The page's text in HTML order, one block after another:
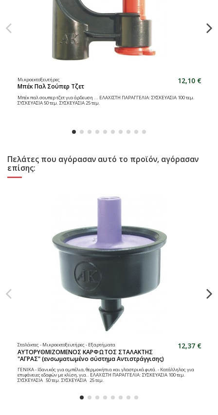
Μικροεκτοξευτήρες
Μπέκ Παλ Σούπερ Τζετ
12,10 €
Μπέκ παλ σουπερ τζετ για άρδευση ... ΕΛΑΧΙΣΤΗ ΠΑΡΑΓΓΕΛΙΑ: ΣΥΣΚΕΥΑΣΙΑ 100 τεμ.
ΣΥΣΚΕΥΑΣΙΑ 50 τεμ. ΣΥΣΚΕΥΑΣΙΑ 25 τεμ.
Πελάτες που αγόρασαν αυτό το προϊόν, αγόρασαν
επίσης:
Σταλάκτες - Μικροεκτοξευτήρες - Εξαρτήματα
ΑΥΤΟΡΥΘΜΙΖΟΜΕΝΟΣ ΚΑΡΦΩΤΟΣ ΣΤΑΛΑΚΤΗΣ
"ΑΓΡΑΣ" (ενσωματωμένο σύστημα Αντιστράγγισης)
12,37 €
ΓΕΝΙΚΑ - Ιδανικός για αμπέλια, θερμοκήπια και γλαστρικά φυτά. - Κατάλληλος για
επιφάνειες εδαφών με κλίση, για.. ΕΛΑΧΙΣΤΗ ΠΑΡΑΓΓΕΛΙΑ: ΣΥΣΚΕΥΑΣΙΑ 100 τεμ.
ΣΥΣΚΕΥΑΣΙΑ 50 τεμ. ΣΥΣΚΕΥΑΣΙΑ 25 τεμ.